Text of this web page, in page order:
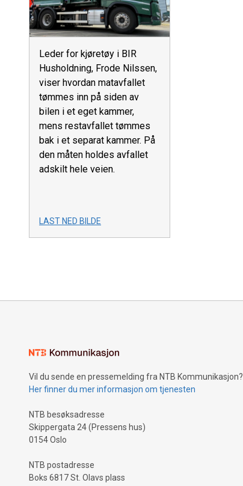
Leder for kjøretøy i BIR
Husholdning, Frode Nilssen,
viser hvordan matavfallet
tømmes inn på siden av
bilen i et eget kammer,
mens restavfallet tømmes
bak i et separat kammer. På
den måten holdes avfallet
adskilt hele veien.
LAST NED BILDE
Vil du sende en pressemelding fra NTB Kommunikasjon?
Her finner du mer informasjon om tjenesten
NTB besøksadresse
Skippergata 24 (Pressens hus)
0154 Oslo
NTB postadresse
Boks 6817 St. Olavs plass